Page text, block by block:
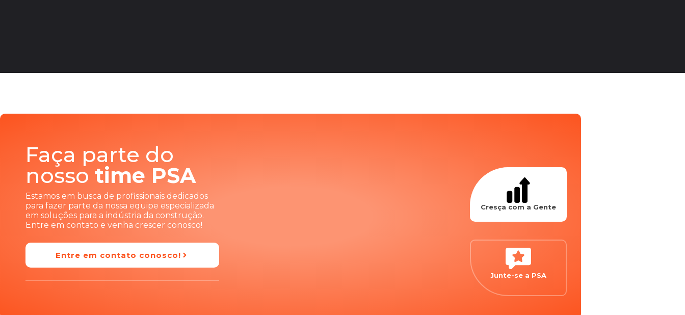
Faça parte do
nosso time PSA
Estamos em busca de profissionais dedicados
para fazer parte da nossa equipe especializada
em soluções para a indústria da construção.
Entre em contato e venha crescer conosco!
Entre em contato conosco!
Cresça com a Gente
Junte-se a PSA